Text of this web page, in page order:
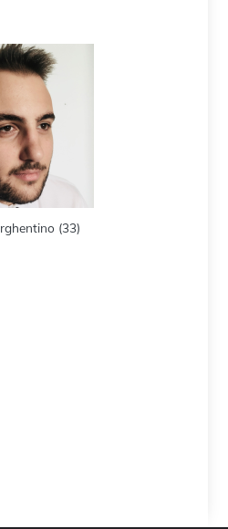
(33)